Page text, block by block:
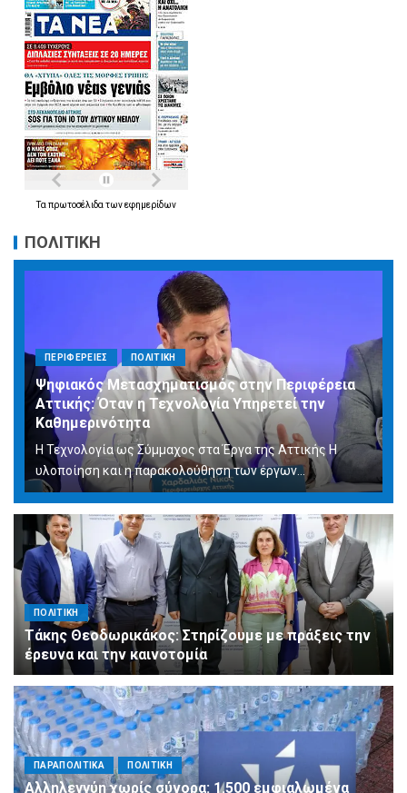
Τα πρωτοσέλιδα τωνεφημερίδων
ΠΟΛΙΤΙΚΗ
ΠΕΡΙΦΕΡΕΙΕΣ ΠΟΛΙΤΙΚΗ
Ψηφιακός Μετασχηματισμός στην Περιφέρεια
Αττικής: Όταν η Τεχνολογία Υπηρετεί την
Καθημερινότητα
Η Τεχνολογία ως Σύμμαχος στα Έργα της Αττικής Η
υλοποίηση και η παρακολούθηση των έργων...
ΠΟΛΙΤΙΚΗ
Τάκης Θεοδωρικάκος: Στηρίζουμε με πράξεις την
έρευνα και την καινοτομία
ΠΑΡΑΠΟΛΙΤΙΚΑ ΠΟΛΙΤΙΚΗ
Αλληλεγγύη χωρίς σύνορα: 1.500 εμφιαλωμένα